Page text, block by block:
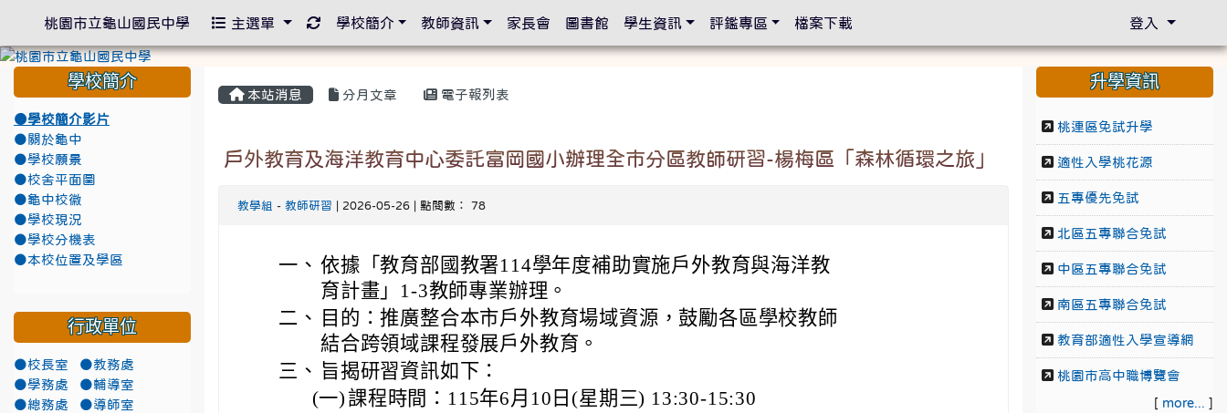
本站消息 分月文章 電子報列表
戶外教育及海洋教育中心委託富岡國小辦理全市分區教師研習-楊梅區「森林循環之旅」
教學組 - 教師研習 | 2026-05-26 | 點閱數： 78
一、 依據「教育部國教署114學年度補助實施戶外教育與海洋教
育計畫」1-3教師專業辦理。
二、
目的：推廣整合本市戶外教育場域資源，鼓勵各區學校教師
結合跨領域課程發展戶外教育。
三、 旨揭研習資訊如下：
(一)課程時間：115年6月10日(星期三) 13:30-15:30
學校簡介
●學校簡介影片
●關於龜中
●學校願景
●校舍平面圖
●龜中校徽
●學校現況
●學校分機表
●本校位置及學區
行政單位
●校長室
●教務處
●學務處
●輔導室
●總務處
●導師室
升學資訊
桃連區免試升學
適性入學桃花源
五專優先免試
北區五專聯合免試
中區五專聯合免試
南區五專聯合免試
教育部適性入學宣導網
桃園市高中職博覽會
[ more... ]
桃園市立龜山國民中學 主選單 重新取得佈景設定
學校簡介 教師資訊 家長會 圖書館 學生資訊 評鑑專區 檔案下載 登入